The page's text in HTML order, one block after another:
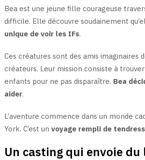
Bea est une jeune fille courageuse
difficile. Elle découvre soudainement
unique de voir les IFs.
Ces créatures sont des amis imaginaires
créateurs. Leur mission consiste à
enfants pour ne pas disparaître. Bea
aider.
L’aventure commence dans un monde
York. C’est un voyage rempli de
Un casting qui envoie du